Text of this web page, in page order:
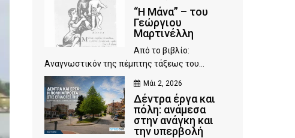
“Η Μάνα” – του
Γεώργιου
Μαρτινέλλη
Από το βιβλίο:
Αναγνωστικόν της πέμπτης τάξεως του...
Μάι 2, 2026
Δέντρα έργα και
πόλη: ανάμεσα
στην ανάγκη και
την υπερβολή